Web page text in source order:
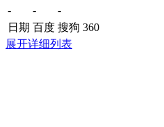
-
-
-
日期 百度 搜狗 360
展开详细列表